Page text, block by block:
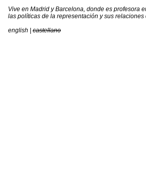
Vive en Madrid y Barcelona, donde es profesora
las políticas de la representación y sus relaciones
english
castellano